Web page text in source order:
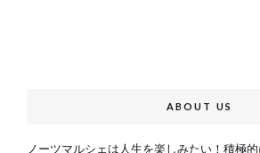
ABOUT US
ノーツマルシェは人生を楽しみたい！積極